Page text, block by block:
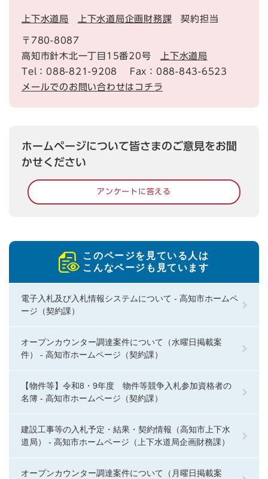
上下水道局 上下水道局企画財務課 契約担当
〒780-8087
高知市針木北一丁目15番20号
上下水道局
Tel：088-821-9208
Fax：088-843-6523
メールでのお問い合わせはコチラ
ホームページについて皆さまのご意見をお聞
かせください
アンケートに答える
このページを見ている人は
こんなページも見ています
電子入札及び入札情報システムについて - 高知市ホームペ
ージ（契約課）
オープンカウンター調達案件について（水曜日掲載案
件） - 高知市ホームページ（契約課）
【物件等】令和8・9年度 物件等競争入札参加資格者の
名簿 - 高知市ホームページ（契約課）
建設工事等の入札予定・結果・契約情報（高知市上下水
道局） - 高知市ホームページ（上下水道局企画財務課）
オープンカウンター調達案件について（月曜日掲載案